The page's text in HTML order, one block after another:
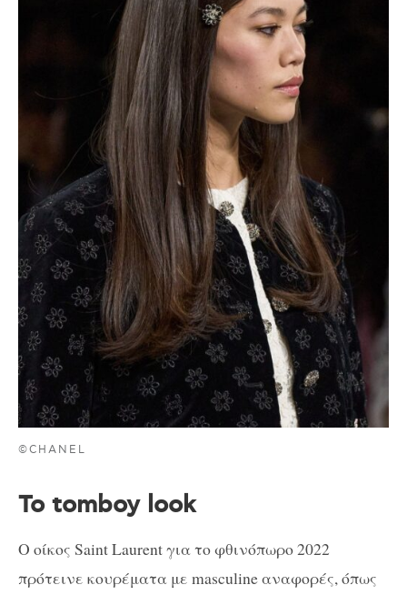
©CHANEL
To tomboy look
Ο οίκος Saint Laurent για το φθινόπωρο 2022
πρότεινε κουρέματα με masculine αναφορές, όπως